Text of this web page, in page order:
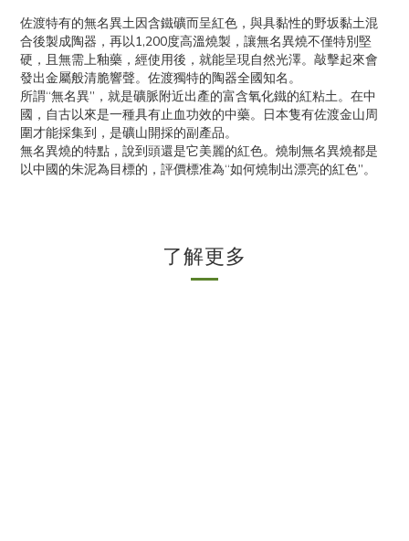
佐渡特有的無名異土因含鐵礦而呈紅色，與具黏性的野坂黏土混
合後製成陶器，再以1,200度高溫燒製，讓無名異燒不僅特別堅
硬，且無需上釉藥，經使用後，就能呈現自然光澤。敲擊起來會
發出金屬般清脆響聲。佐渡獨特的陶器全國知名。
所謂“無名異”，就是礦脈附近出產的富含氧化鐵的紅粘土。在中
國，自古以來是一種具有止血功效的中藥。日本隻有佐渡金山周
圍才能採集到，是礦山開採的副產品。
無名異燒的特點，說到頭還是它美麗的紅色。燒制無名異燒都是
以中國的朱泥為目標的，評價標准為“如何燒制出漂亮的紅色”。
了解更多